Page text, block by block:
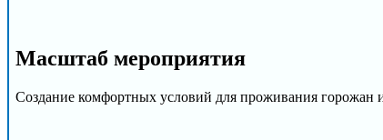
Масштаб мероприятия
Создание комфортных условий для проживания горожан